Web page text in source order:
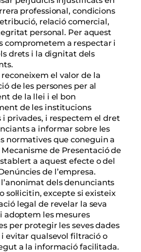
professional, condicions
relació comercial,
personal. Per aquest
comprometem a respectar i
drets i la dignitat dels
el valor de la
de les persones per al
de la llei i el bon
de les institucions
privades, i respectem el dret
a informar sobre les
normatives que coneguin a
de Presentació de
a aquest efecte o del
de l’empresa.
dels denunciants
sol·licitin, excepte si existeix
legal de revelar la seva
adoptem les mesures
per protegir les seves dades
i evitar qualsevol filtració o
a la informació facilitada.